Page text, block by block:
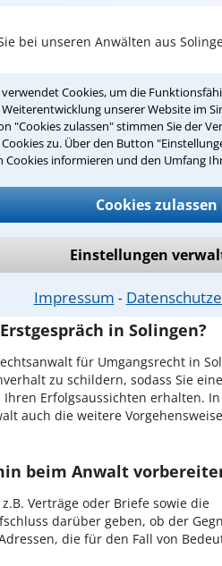
Cookies, um die
unserer Website im
"Cookies zulassen" stimmen Sie der
zu. Über den Button
Cookies informieren und den Umfang
Cookies zulassen
Einstellungen
Impressum ⁃
bei unseren Anwälten aus
Anwalt für
Umgebung auswählen
in Solingen einen
es, über unser Kontaktformular
es gleich aus.
in Solingen?
für Umgangsrecht in
zu schildern, sodass Sie eine
Erfolgsaussichten erhalten.
auch die weitere
beim Anwalt
Verträge oder Briefe sowie die
darüber geben, ob der
die für den Fall von